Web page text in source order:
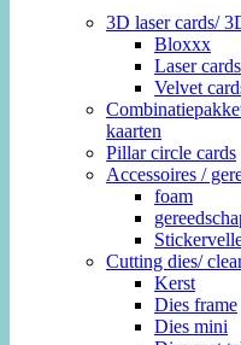
3D laser cards/
Bloxxx
Laser cards
Velvet
kaarten
Pillar circle cards
Accessoires /
foam
Cutting dies/
Kerst
Dies frame
Dies mini